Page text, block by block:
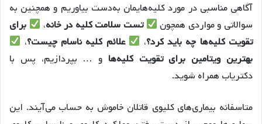
آگاهی مناسبی در مورد کلیه‌هایمان به‌دست بیاوریم و همچنین به
سوالاتی و مواردی همچون
تست سلامت کلیه در خانه،
برای
تقویت کلیه‌ها چه باید کرد؟، علائم کلیه ناسام چیست؟،
بهترین ویتامین برای تقویت کلیه‌ها و … بپردازیم، پس با
دکتریاب همراه شوید.
متاسفانه بیماری‌‌های کلیوی قاتلان خاموش به حساب می‌آیند. این